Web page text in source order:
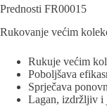
Prednosti FR00015
Rukovanje većim
Rukuje većim
Poboljšava
Sprječava
Lagan, izdržljiv i